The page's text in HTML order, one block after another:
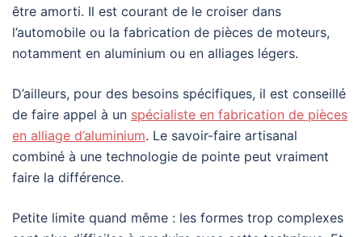
être amorti. Il est courant de le croiser dans
l’automobile ou la fabrication de pièces de moteurs,
notamment en aluminium ou en alliages légers.
D’ailleurs, pour des besoins spécifiques, il est conseillé
de faire appel à un spécialiste en fabrication de pièces
en alliage d’aluminium. Le savoir-faire artisanal
combiné à une technologie de pointe peut vraiment
faire la différence.
Petite limite quand même : les formes trop complexes